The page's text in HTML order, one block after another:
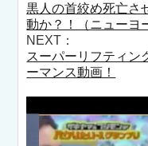
黒人の首絞め死亡さ
動か？！（ニューヨ
NEXT：
スーパーリフティン
ーマンス動画！